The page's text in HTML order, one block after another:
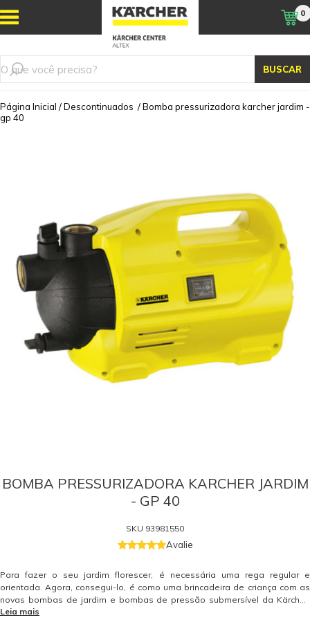
BUSCAR
0
Página Inicial /Descontinuados /Bomba pressurizadora karcher jardim -
gp 40
BOMBA PRESSURIZADORA KARCHER JARDIM
- GP 40
SKU 93981550
Avalie
Para fazer o seu jardim florescer, é necessária uma rega regular e
orientada. Agora, consegui-lo, é como uma brincadeira de criança com as
novas bombas de jardim e bombas de pressão submersível da Kärcher.
Estas bombas de alto desempenho têm pressão suficiente para acionar
Leia mais